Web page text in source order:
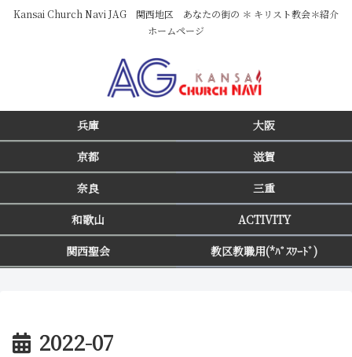
Kansai Church Navi JAG 関西地区 あなたの街の ＊ キリスト教会＊紹介
ホームページ
兵庫
大阪
京都
滋賀
奈良
三重
和歌山
ACTIVITY
関西聖会
教区教職用(*ﾊﾟｽﾜｰﾄﾞ)
2022-07